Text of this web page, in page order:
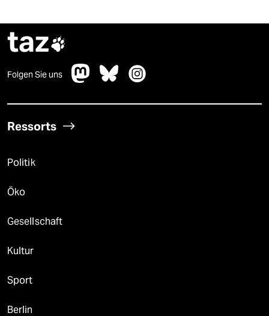
taz
Folgen Sie uns
Ressorts
Politik
Öko
Gesellschaft
Kultur
Sport
Berlin